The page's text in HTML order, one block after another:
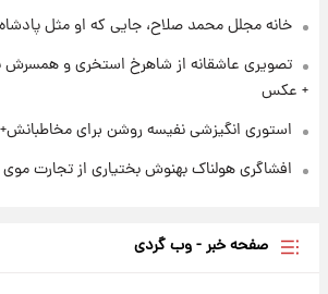
خانه مجلل محمد صلاح، جایی که او مثل
تصویری عاشقانه از شاهرخ استخری و
+ عکس
استوری انگیزشی نفیسه روشن برای
افشاگری هولناک بهنوش بختیاری از تجارت
صفحه خبر - وب گردی